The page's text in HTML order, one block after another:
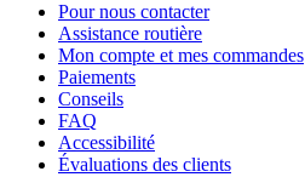
Pour nous contacter
Assistance routière
Mon compte et mes commandes
Paiements
Conseils
FAQ
Accessibilité
Évaluations des clients